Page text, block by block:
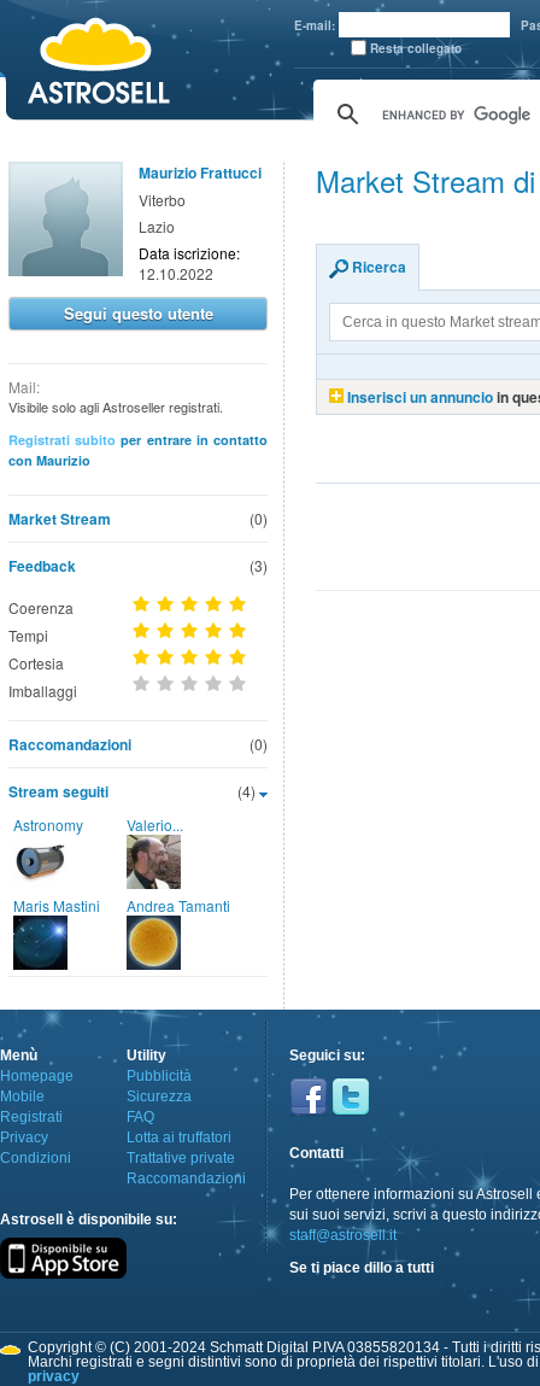
E-mail:
Resta collegato
Maurizio Frattucci
Viterbo
Lazio
Data iscrizione:
12.10.2022
Segui questo utente
Mail:
Visibile solo agli Astroseller registrati.
Registrati subito per entrare in contatto
con Maurizio
(0)
Market Stream
Feedback (3)
Coerenza
Tempi
Cortesia
Imballaggi
(0)
Raccomandazioni
(4)
Stream seguiti
Astronomy Valerio...
Maris Mastini Andrea Tamanti
Market Stream
Ricerca
Inserisci un annuncioin
Menù
Homepage
Mobile
Registrati
Privacy
Condizioni
Utility
Pubblicità
Sicurezza
FAQ
Lotta ai truffatori
Trattative private
Raccomandazioni
Astrosell è disponibile su:
Seguici su:
Contatti
Per ottenere informazioni su Astrosell
sui suoi servizi, scrivi a questo
staff@astrosell.it
Se ti piace dillo a tutti
Copyright © (C) 2001-2024 Schmatt Digital P.IVA 03855820134 - Tutti i diritti
Marchi registrati e segni distintivi sono di proprietà dei rispettivi titolari. L'uso
privacy